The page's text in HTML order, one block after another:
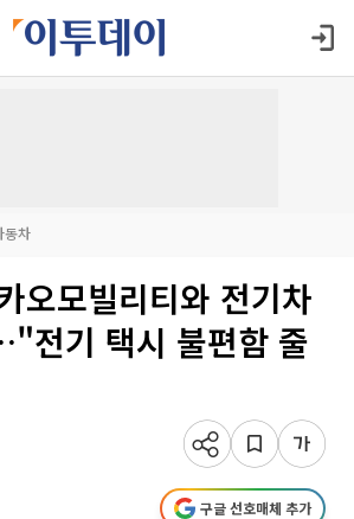
동차
오모빌리티와 전기차
전기 택시 불편함 줄
구글 선호매체 추가